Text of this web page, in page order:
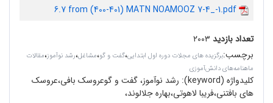
6.7 from (400-401) MATN NOAMOOZ 7-4_-1.pdf
تعداد بازدید ۲۰۰۳
برچسب:برگزیده های مجلات دوره اول ابتدایی،گفت و گو،مشاغل،رشد نوآموز،مقالات
ماهنامه‌های دانش‌آموزی
کلیدواژه (keyword):
رشد نوآموز، گفت‌ و گوعروسک بافی،عروسک‌
های بافتنی،فریبا لاهوتی،بهاره جلالوند،